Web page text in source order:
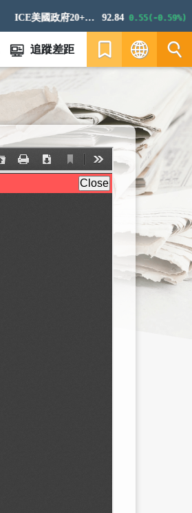
ICE美國政府20+年期債券指數 92.84 0.55(-0.59%)
追蹤差距
EN